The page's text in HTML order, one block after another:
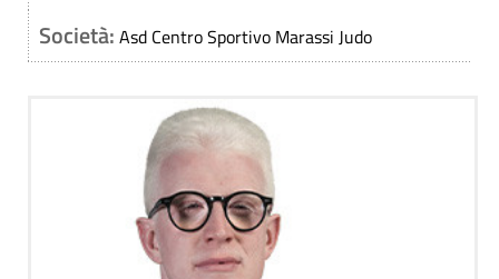
Società: Asd Centro Sportivo Marassi Judo